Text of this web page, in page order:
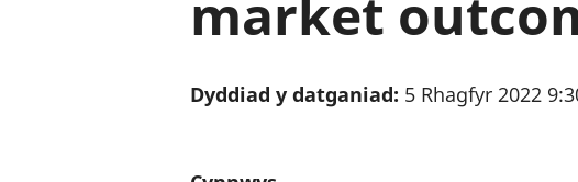
phrisiau
market
Dyddiad y datganiad: 5 Rhagfyr 2022